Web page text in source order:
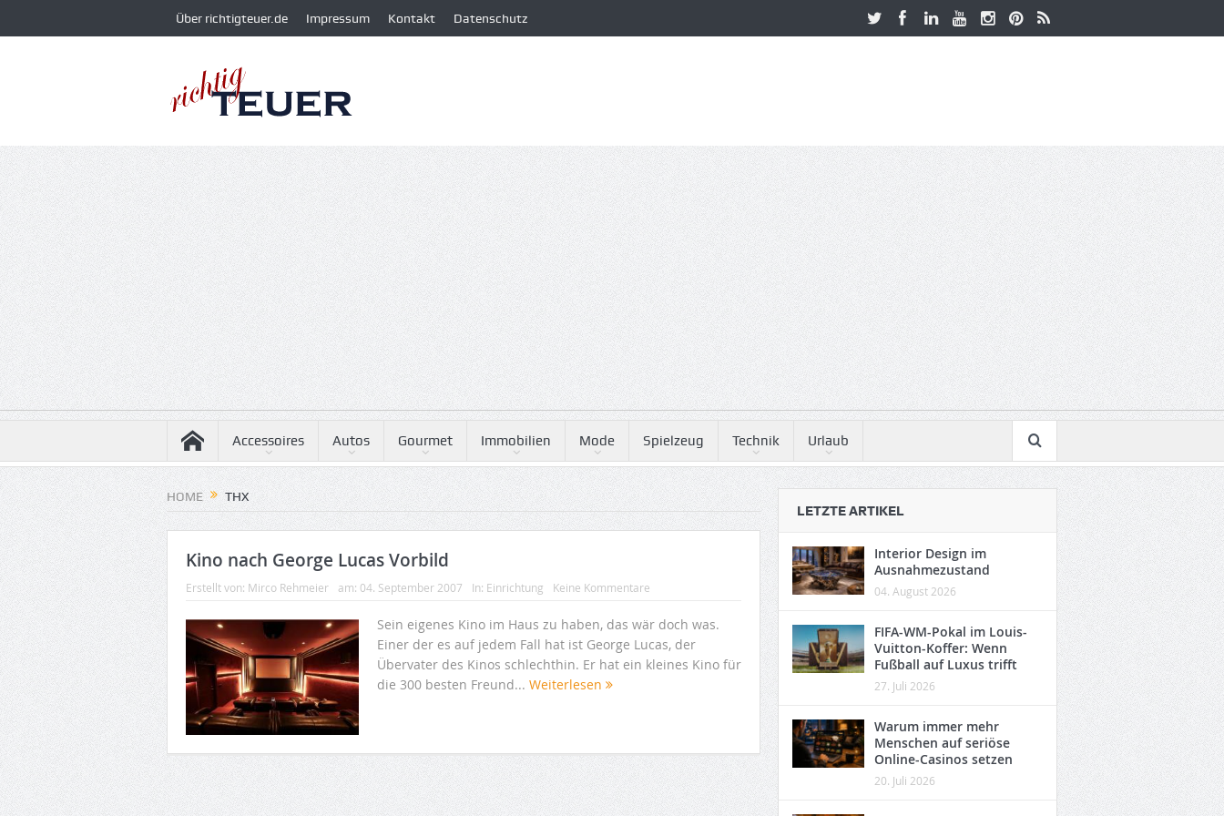
Über richtigteuer.de Impressum Kontakt Datenschutz
Accessoires Autos Gourmet Immobilien Mode Spielzeug Technik Urlaub
HOME THX
Kino nach George Lucas Vorbild
Erstellt von: Mirco Rehmeier am: 04. September 2007 In: Einrichtung Keine Kommentare
Sein eigenes Kino im Haus zu haben, das wär doch was.
Einer der es auf jedem Fall hat ist George Lucas, der
Übervater des Kinos schlechthin. Er hat ein kleines Kino für
die 300 besten Freund... Weiterlesen
LETZTE ARTIKEL
Interior Design im
Ausnahmezustand
04. August 2026
FIFA-WM-Pokal im Louis-
Vuitton-Koffer: Wenn
Fußball auf Luxus trifft
27. Juli 2026
Warum immer mehr
Menschen auf seriöse
Online-Casinos setzen
20. Juli 2026